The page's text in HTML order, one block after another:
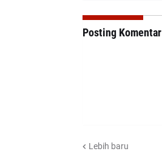
Posting Komentar
Lebih baru